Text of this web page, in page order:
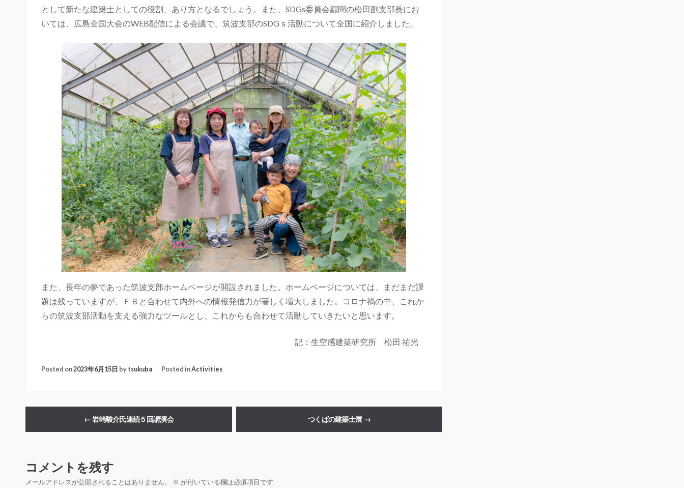
として新たな建築士としての役割、あり方となるでしょう。また、SDGs委員会顧問の松田副支部長にお
いては、広島全国大会のWEB配信による会議で、筑波支部のSDGｓ活動について全国に紹介しました。
また、長年の夢であった筑波支部ホームページが開設されました。ホームページについては、まだまだ課
題は残っていますが、ＦＢと合わせて内外への情報発信力が著しく増大しました。コロナ禍の中、これか
らの筑波支部活動を支える強力なツールとし、これからも合わせて活動していきたいと思います。
記：生空感建築研究所 松田 祐光
Posted on2023年6月15日 bytsukuba Posted inActivities
←岩崎駿介氏連続５回講演会 つくばの建築士展 →
コメントを残す
メールアドレスが公開されることはありません。 ※ が付いている欄は必須項目です